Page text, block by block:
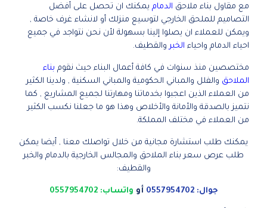
مع مقاول بناء ملاحق الدمام يمكنك ان تحصل على أفضل
التصاميم للملحق الخارجي لتوسيع منزلك أو لانشاء غرف خاصة ,
ويمكن للعملاء ان يصلوا إلينا بسهولة لأن نحن نتواجد في جميع
احياء الدمام واحياء الخبروالقطيف.
مختصصين منذ سنوات في كافة أعمال البناء حيث نقوم بناء
الملاحق والفلل والمباني الحكومية والمباني السكنية , ولدينا الكثير
من العملاء الذين اعجبوا بخدماتنا ومهارتنا لجميع المشاريع , كما
نتميز بالصدقة والأمانة والأخلاص وهذا هو ما جعلنا نكسب الكثير
من العملاء في مختلف المملكة.
يمكنك طلب استشارة مجانية من خلال تواصلك معنا , أيضا يمكن
طلب عرص سعر بناء الملاحق والمجالس الخارجية بالدمام والخبر
والقطيف:
جوال: 0557954702 أو واتساب: 0557954702